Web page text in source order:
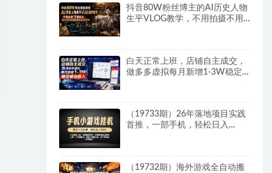
抖音80W粉丝博主的AI历史人物
生平VLOG教学，不用拍摄不用
白天正常上班，店铺自主成交，
做多多虚拟每月新增1-3W稳定
（19733期）26年落地项目实践
首推，一部手机，轻松日入
（19732期）海外游戏全自动搬